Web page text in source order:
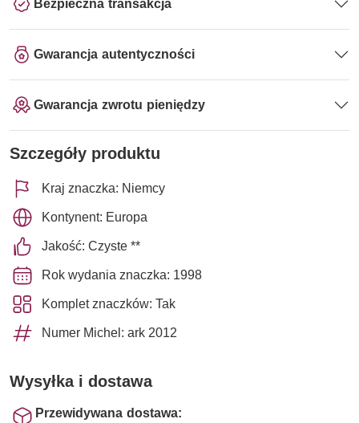
Bezpieczna transakcja
Gwarancja autentyczności
Gwarancja zwrotu pieniędzy
Szczegóły produktu
Kraj znaczka: Niemcy
Kontynent: Europa
Jakość: Czyste **
Rok wydania znaczka: 1998
Komplet znaczków: Tak
Numer Michel: ark 2012
Wysyłka i dostawa
Przewidywana dostawa: